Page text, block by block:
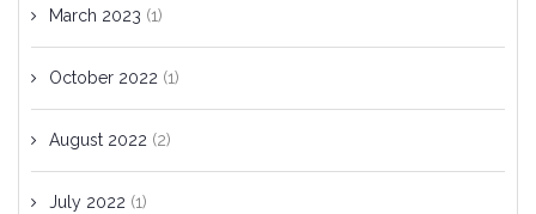
March 2023 (1)
October 2022 (1)
August 2022 (2)
July 2022 (1)